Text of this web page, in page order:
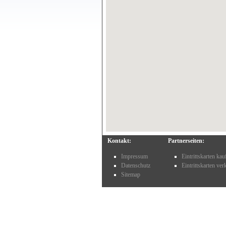
Kontakt:
Impressum
Datenschutz
Sitemap
Partnerseiten:
Eintrittskarten
Eintrittskarten